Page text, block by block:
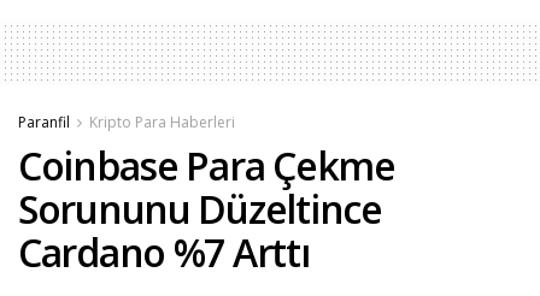
Paranfil Kripto Para Haberleri
Coinbase Para Çekme
Sorununu Düzeltince
Cardano %7 Arttı